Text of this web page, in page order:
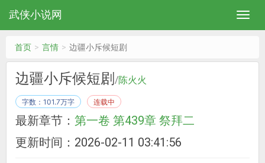
武侠小说网
首页 言情 边疆小斥候短剧
边疆小斥候短剧 /陈火火
字数：101.7万字 连载中
最新章节： 第一卷 第439章 祭拜二
更新时间：2026-02-11 03:41:56